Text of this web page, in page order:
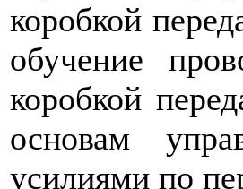
коробкой
обучение
коробкой
основам
усилиями по